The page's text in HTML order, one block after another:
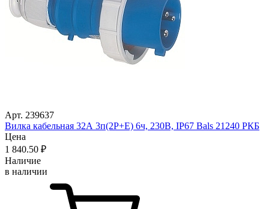
Арт. 239637
Вилка кабельная 32А 3п(2P+Е) 6ч, 230В, IP67 Bals 21240 РКБ
Цена
1 840.50 ₽
Наличие
в наличии